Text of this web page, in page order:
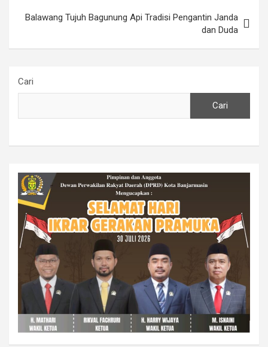
Balawang Tujuh Bagunung Api Tradisi Pengantin Janda
dan Duda
Cari
Cari